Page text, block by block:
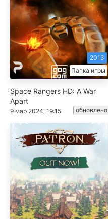
Папка игры
2013
Space Rangers HD: A War
Apart
9 мар 2024, 19:15 обновлено